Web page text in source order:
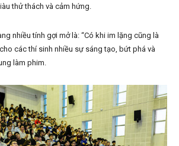
thử thách và cảm hứng.
nhiều tính gợi mở là: “Có khi im lặng cũng là
các thí sinh nhiều sự sáng tạo, bứt phá và
làm phim.